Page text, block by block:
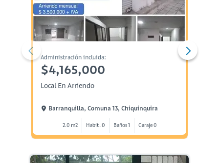
Administración incluida:
$4,165,000
Local En Arriendo
Barranquilla, Comuna 13, Chiquinquira
2.0 m2 Habit. 0 Baños 1 Garaje 0